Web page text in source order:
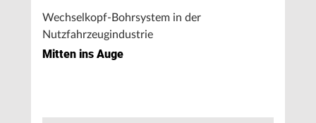
Wechselkopf-Bohrsystem in der
Nutzfahrzeugindustrie
Mitten ins Auge